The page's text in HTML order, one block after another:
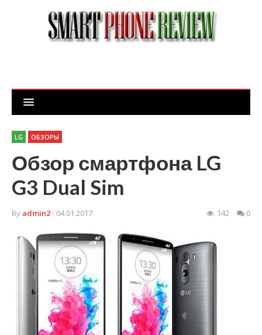
LG ОБЗОРЫ
Обзор смартфона LG
G3 Dual Sim
By admin2- 04.01.2017 142 0